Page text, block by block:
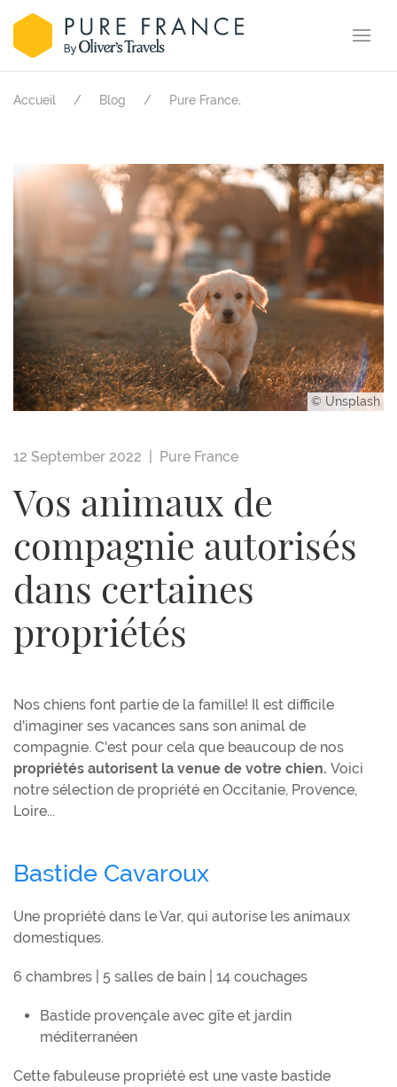
Accueil Blog Pure France.
© Unsplash
12 September 2022 | Pure France
Vos animaux de
compagnie autorisés
dans certaines
propriétés
Nos chiens font partie de la famille! Il est difficile
d'imaginer ses vacances sans son animal de
compagnie. C'est pour cela que beaucoup de nos
propriétés autorisent la venue de votre chien. Voici
notre sélection de propriété en Occitanie, Provence,
Loire...
Bastide Cavaroux
Une propriété dans le Var, qui autorise les animaux
domestiques.
6 chambres | 5 salles de bain | 14 couchages
Bastide provençale avec gîte et jardin
méditerranéen
Cette fabuleuse propriété est une vaste bastide